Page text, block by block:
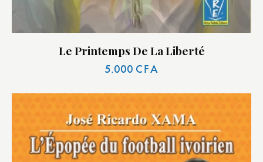
Le Printemps De La Liberté
5.000 CFA